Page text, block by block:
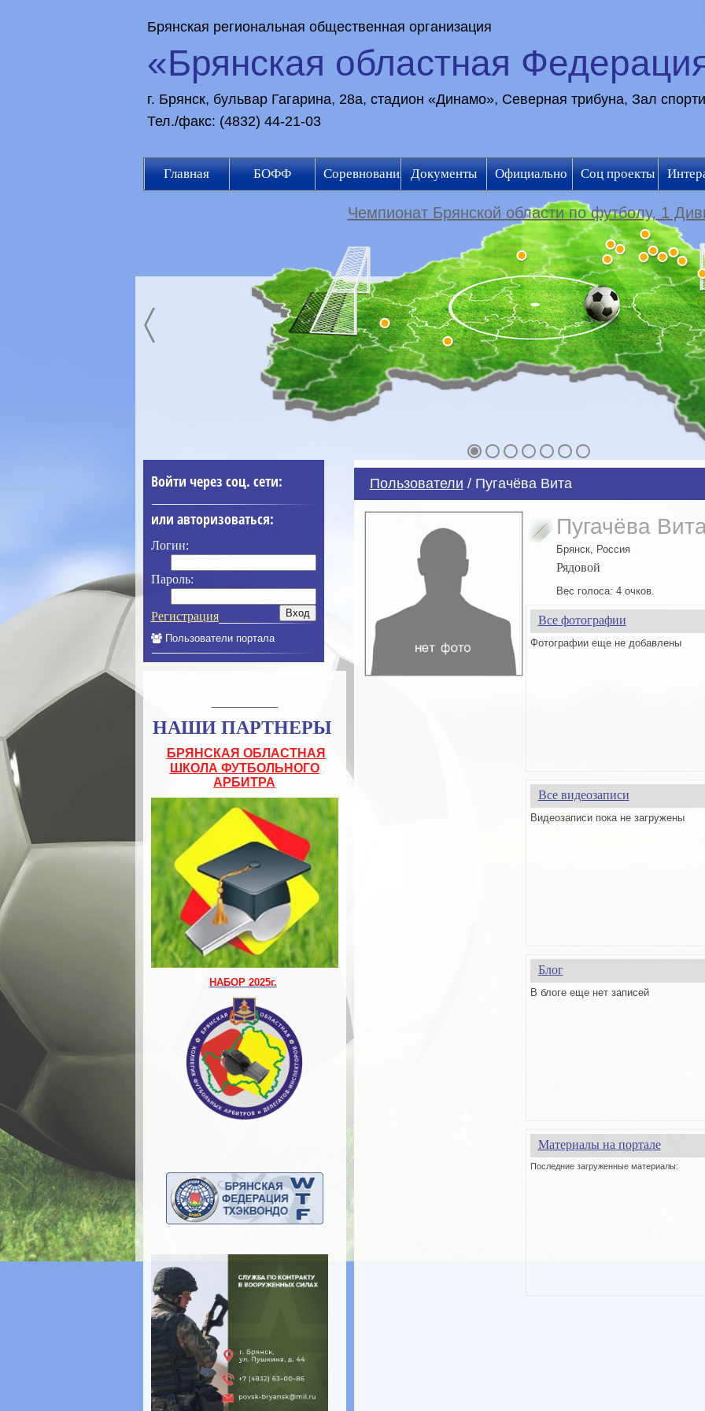
Брянская региональная общественная организация
«Брянская областная
г. Брянск, бульвар Гагарина, 28а, стадион «Динамо», Северная трибуна, Зал
Тел./факс: (4832) 44-21-03
Главная БОФФ Соревнования Документы Официально Соц проекты
Чемпионат Брянской области по футболу, 1
Войти через соц. сети:
или авторизоваться:
Логин:
Пароль:
Регистрация
Пользователи портала
НАШИ ПАРТНЕРЫ
БРЯНСКАЯ ОБЛАСТНАЯ
ШКОЛА ФУТБОЛЬНОГО
АРБИТРА
НАБОР 2025г.
Пользователи / Пугачёва Вита
Пугачёва
Брянск, Россия
Рядовой
Вес голоса: 4 очков.
Все фотографии
Фотографии еще не добавлены
Все видеозаписи
Видеозаписи пока не загружены
Блог
В блоге еще нет записей
Материалы на портале
Последние загруженные материалы: